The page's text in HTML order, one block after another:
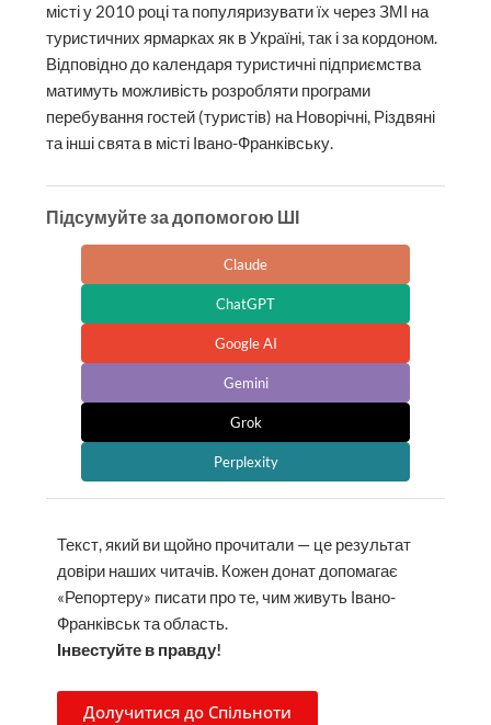
місті у 2010 році та популяризувати їх через ЗМІ на
туристичних ярмарках як в Україні, так і за кордоном.
Відповідно до календаря туристичні підприємства
матимуть можливість розробляти програми
перебування гостей (туристів) на Новорічні, Різдвяні
та інші свята в місті Івано-Франківську.
Підсумуйте за допомогою ШІ
Claude
ChatGPT
Google AI
Gemini
Grok
Perplexity
Текст, який ви щойно прочитали — це результат
довіри наших читачів. Кожен донат допомагає
«Репортеру» писати про те, чим живуть Івано-
Франківськ та область.
Інвестуйте в правду!
Долучитися до Спільноти